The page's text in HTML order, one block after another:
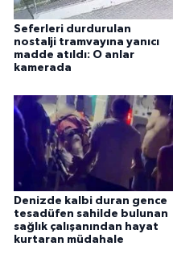
Seferleri durdurulan
nostalji tramvayına yanıcı
madde atıldı: O anlar
kamerada
Denizde kalbi duran gence
tesadüfen sahilde bulunan
sağlık çalışanından hayat
kurtaran müdahale